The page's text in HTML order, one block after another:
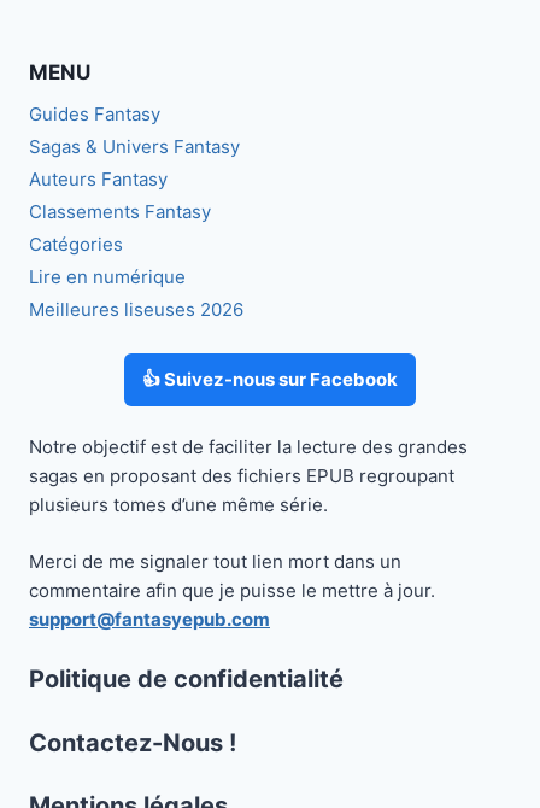
MENU
Guides Fantasy
Sagas & Univers Fantasy
Auteurs Fantasy
Classements Fantasy
Catégories
Lire en numérique
Meilleures liseuses 2026
👍 Suivez-nous sur Facebook
Notre objectif est de faciliter la lecture des grandes
sagas en proposant des fichiers EPUB regroupant
plusieurs tomes d’une même série.
Merci de me signaler tout lien mort dans un
commentaire afin que je puisse le mettre à jour.
support@fantasyepub.com
Politique de confidentialité
Contactez-Nous !